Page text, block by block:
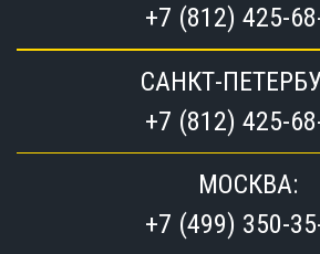
+7 (812) 425-
САНКТ-
+7 (812) 425-
МОСКВА:
+7 (499) 350-